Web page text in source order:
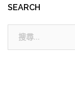
SEARCH